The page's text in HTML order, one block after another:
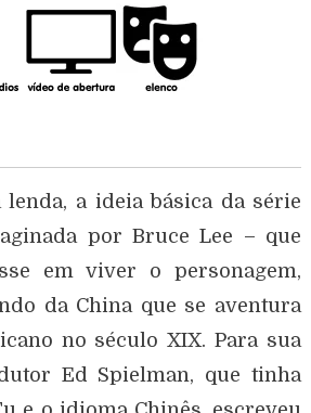
lenda, a ideia básica da série
por Bruce Lee – que
em viver o personagem,
da China que se aventura
no século XIX. Para sua
Ed Spielman, que tinha